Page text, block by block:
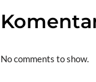
No comments to show.